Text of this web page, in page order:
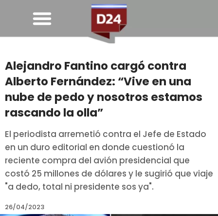
Alejandro Fantino cargó contra
Alberto Fernández: “Vive en una
nube de pedo y nosotros estamos
rascando la olla”
El periodista arremetió contra el Jefe de Estado
en un duro editorial en donde cuestionó la
reciente compra del avión presidencial que
costó 25 millones de dólares y le sugirió que viaje
"a dedo, total ni presidente sos ya".
26/04/2023